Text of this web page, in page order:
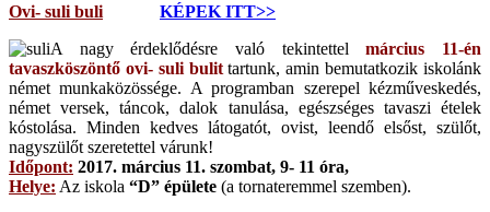
Ovi- suli buli
KÉPEK ITT>>
A nagy érdeklődésre való tekintettelmárcius 11-én
tavaszköszöntő ovi- suli bulittartunk, amin bemutatkozik iskolánk
német munkaközössége. A programban szerepel kézműveskedés,
német versek, táncok, dalok tanulása, egészséges tavaszi ételek
kóstolása. Minden kedves látogatót, ovist, leendő elsőst, szülőt,
nagyszülőt szeretettel várunk!
Időpont: 2017. március 11. szombat, 9- 11 óra,
Helye: Az iskola “D” épülete (a tornateremmel szemben).